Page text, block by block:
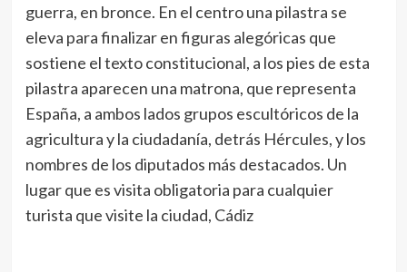
guerra, en bronce. En el centro una pilastra se
eleva para finalizar en figuras alegóricas que
sostiene el texto constitucional, a los pies de esta
pilastra aparecen una matrona, que representa
España, a ambos lados grupos escultóricos de la
agricultura y la ciudadanía, detrás Hércules, y los
nombres de los diputados más destacados. Un
lugar que es visita obligatoria para cualquier
turista que visite la ciudad, Cádiz